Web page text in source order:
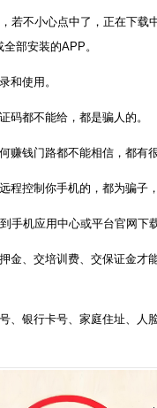
若不小心点中了，正在下载
部安装的APP。
和使用。
码都不能给，都是骗人的。
赚钱门路都不能相信，都有
程控制你手机的，都为骗子
手机应用中心或平台官网下载
金、交培训费、交保证金才
、银行卡号、家庭住址、人